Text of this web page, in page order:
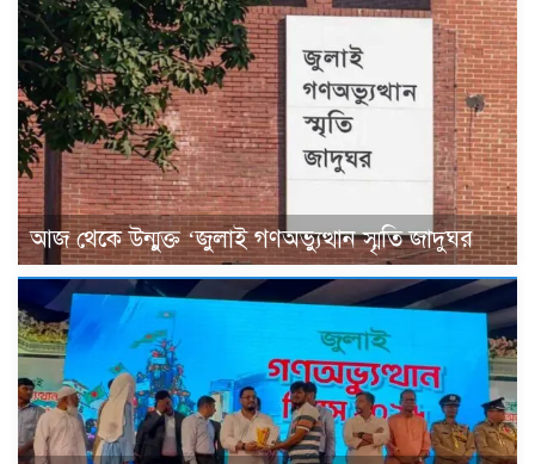
আজ থেকে উন্মুক্ত ‘জুলাই গণঅভ্যুত্থান স্মৃতি জাদুঘর